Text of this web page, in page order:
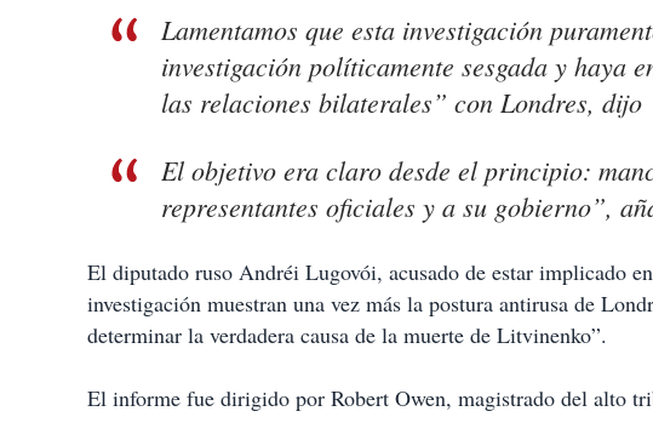
Lamentamos que esta investigación
investigación políticamente sesgada y haya
las relaciones bilaterales” con Londres,
El objetivo era claro desde el principio:
representantes oficiales y a su gobierno”,
El diputado ruso Andréi Lugovói, acusado de estar implicado
investigación muestran una vez más la postura antirusa de
determinar la verdadera causa de la muerte de Litvinenko”.
El informe fue dirigido por Robert Owen, magistrado del alto